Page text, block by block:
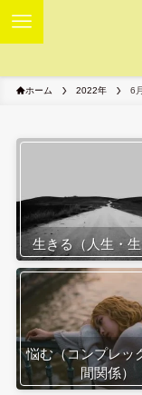
ホーム 2022年 6月
生きる（人生・生
悩む（コンプレッ
間関係）